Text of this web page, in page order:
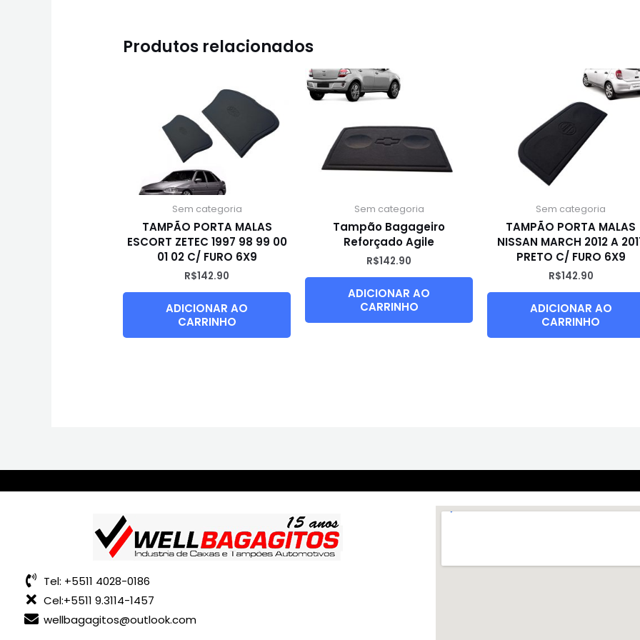
Produtos relacionados
Sem categoria
TAMPÃO PORTA MALAS
ESCORT ZETEC 1997 98 99 00
01 02 C/ FURO 6X9
R$142.90
ADICIONAR AO
CARRINHO
Sem categoria
Tampão Bagageiro
Reforçado Agile
R$142.90
ADICIONAR AO
CARRINHO
Sem categoria
TAMPÃO PORTA MALAS
NISSAN MARCH 2012 A
PRETO C/ FURO 6X9
R$142.90
ADICIONAR AO
CARRINHO
Tel: +5511 4028-0186
Cel:+5511 9.3114-1457
wellbagagitos@outlook.com